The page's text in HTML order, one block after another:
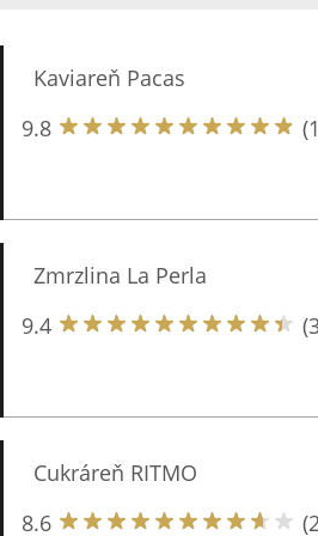
Kaviareň Pacas
9.8
Zmrzlina La Perla
9.4
Cukráreň RITMO
8.6